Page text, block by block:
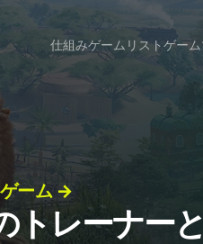
仕組みゲームリストゲー
ーム →
トレーナー